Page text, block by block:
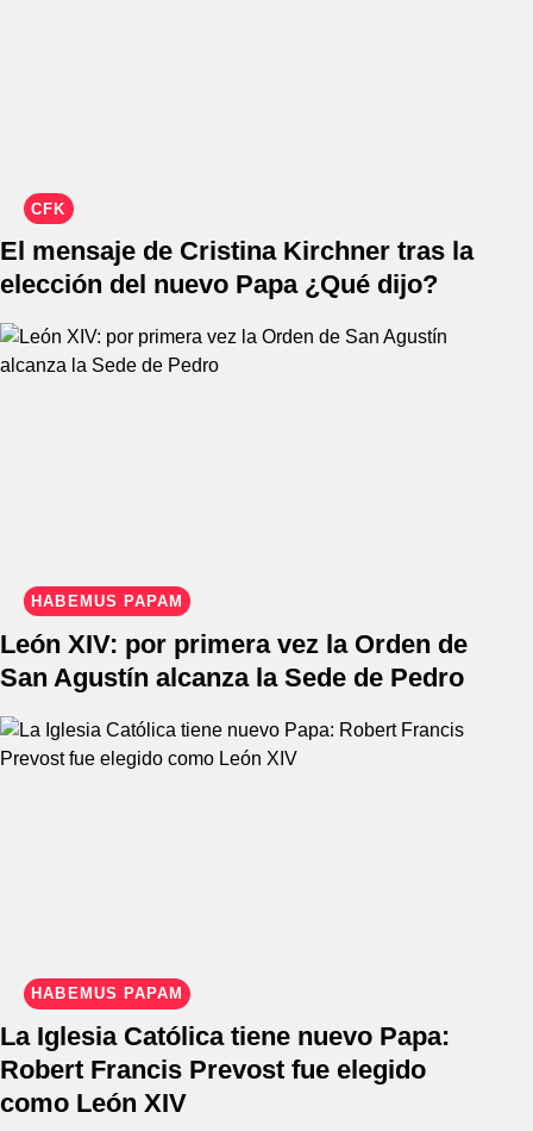
CFK
El mensaje de Cristina Kirchner tras la
elección del nuevo Papa ¿Qué dijo?
HABEMUS PAPAM
León XIV: por primera vez la Orden de
San Agustín alcanza la Sede de Pedro
HABEMUS PAPAM
La Iglesia Católica tiene nuevo Papa:
Robert Francis Prevost fue elegido
como León XIV